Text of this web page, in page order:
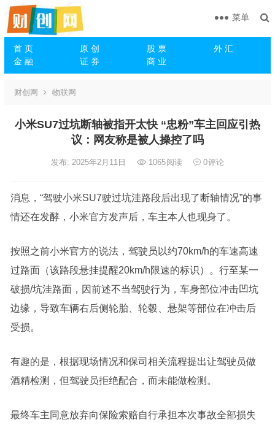
首 页 原 创 股 票
外 汇
金 融
证 券 商 业
菜单
财创网 物联网
小米SU7过坑断轴被指开太快 “忠粉”车主回应引热
议：网友称是被人操控了吗
发布: 2025年2月11日 1065阅读 0评论
消息，“驾驶小米SU7驶过坑洼路段后出现了断轴情况”的事
情还在发酵，小米官方发声后，车主本人也现身了。
按照之前小米官方的说法，驾驶员以约70km/h的车速高速
过路面（该路段悬挂提醒20km/h限速的标识）。行至某一
破损/坑洼路面，因前述不当驾驶行为，车身部位冲击凹坑
边缘，导致车辆右后侧轮胎、轮毂、悬架等部位在冲击后
受损。
有趣的是，根据现场情况和保司相关流程提出让驾驶员做
酒精检测，但驾驶员拒绝配合，而未能做检测。
最终车主同意放弃向保险索赔自行承担本次事故全部损失